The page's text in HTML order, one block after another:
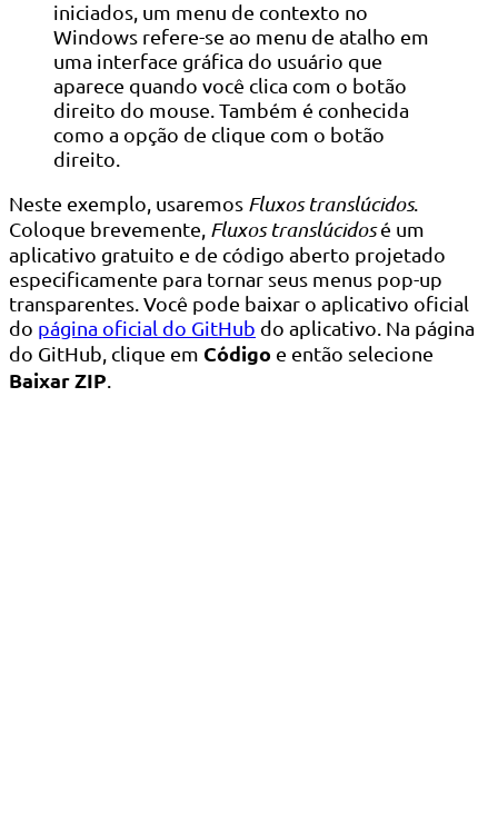
iniciados, um menu de contexto no
Windows refere-se ao menu de atalho em
uma interface gráfica do usuário que
aparece quando você clica com o botão
direito do mouse. Também é conhecida
como a opção de clique com o botão
direito.
Neste exemplo, usaremos Fluxos translúcidos.
Coloque brevemente, Fluxos translúcidosé um
aplicativo gratuito e de código aberto projetado
especificamente para tornar seus menus pop-up
transparentes. Você pode baixar o aplicativo oficial
do página oficial do GitHub do aplicativo. Na página
do GitHub, clique em Código e então selecione
Baixar ZIP.